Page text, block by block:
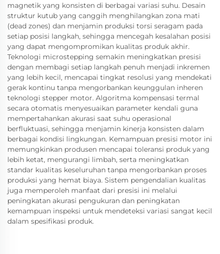
magnetik yang konsisten di berbagai variasi suhu. Desain
struktur kutub yang canggih menghilangkan zona mati
(dead zones) dan menjamin produksi torsi seragam pada
setiap posisi langkah, sehingga mencegah kesalahan posisi
yang dapat mengompromikan kualitas produk akhir.
Teknologi microstepping semakin meningkatkan presisi
dengan membagi setiap langkah penuh menjadi inkremen
yang lebih kecil, mencapai tingkat resolusi yang mendekati
gerak kontinu tanpa mengorbankan keunggulan inheren
teknologi stepper motor. Algoritma kompensasi termal
secara otomatis menyesuaikan parameter kendali guna
mempertahankan akurasi saat suhu operasional
berfluktuasi, sehingga menjamin kinerja konsisten dalam
berbagai kondisi lingkungan. Kemampuan presisi motor ini
memungkinkan produsen mencapai toleransi produk yang
lebih ketat, mengurangi limbah, serta meningkatkan
standar kualitas keseluruhan tanpa mengorbankan proses
produksi yang hemat biaya. Sistem pengendalian kualitas
juga memperoleh manfaat dari presisi ini melalui
peningkatan akurasi pengukuran dan peningkatan
kemampuan inspeksi untuk mendeteksi variasi sangat kecil
dalam spesifikasi produk.